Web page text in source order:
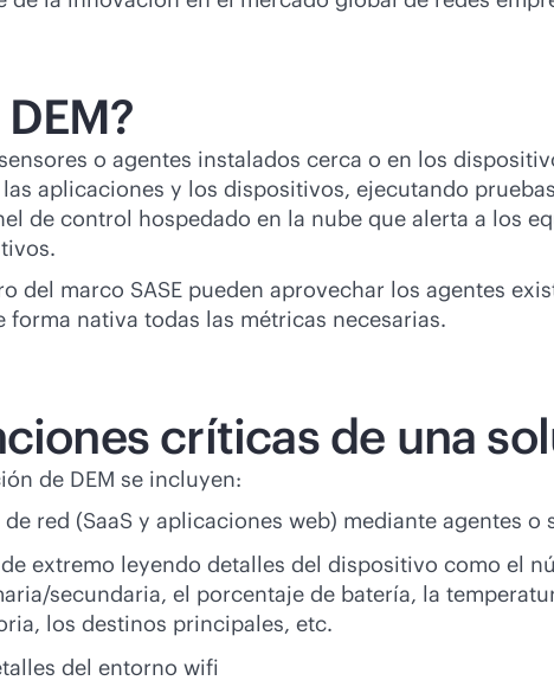
o agentes instalados cerca o en los
aplicaciones y los dispositivos, ejecutando
de control hospedado en la nube que alerta a los
del marco SASE pueden aprovechar los agentes
nativa todas las métricas necesarias.
críticas de una
de DEM se incluyen:
red (SaaS y aplicaciones web) mediante agentes o
extremo leyendo detalles del dispositivo como el
secundaria, el porcentaje de batería, la
los destinos principales, etc.
del entorno wifi